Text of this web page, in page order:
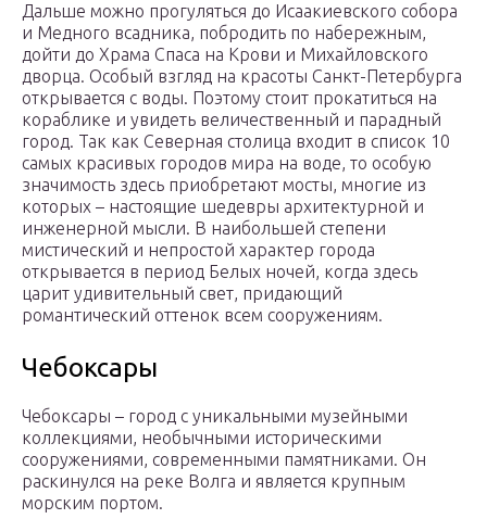
Дальше можно прогуляться до Исаакиевского собора
и Медного всадника, побродить по набережным,
дойти до Храма Спаса на Крови и Михайловского
дворца. Особый взгляд на красоты Санкт-Петербурга
открывается с воды. Поэтому стоит прокатиться на
кораблике и увидеть величественный и парадный
город. Так как Северная столица входит в список 10
самых красивых городов мира на воде, то особую
значимость здесь приобретают мосты, многие из
которых – настоящие шедевры архитектурной и
инженерной мысли. В наибольшей степени
мистический и непростой характер города
открывается в период Белых ночей, когда здесь
царит удивительный свет, придающий
романтический оттенок всем сооружениям.
Чебоксары
Чебоксары – город с уникальными музейными
коллекциями, необычными историческими
сооружениями, современными памятниками. Он
раскинулся на реке Волга и является крупным
морским портом.